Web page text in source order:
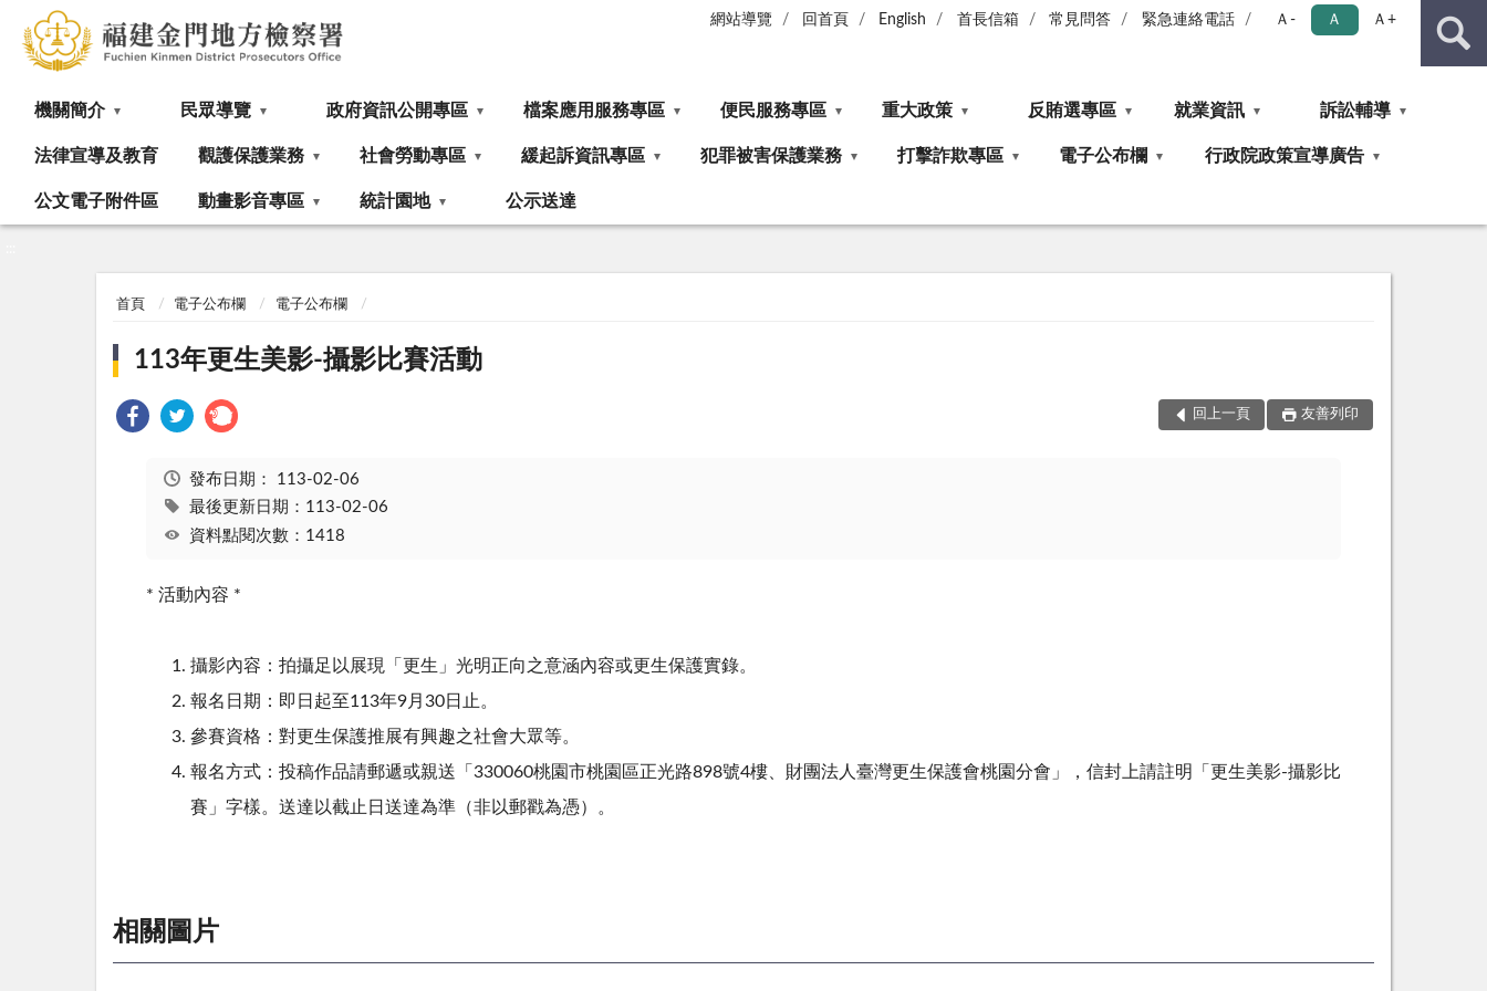
網站導覽 回首頁 English 首長信箱 常見問答 緊急連絡電話 Ａ- Ａ Ａ+
機關簡介 民眾導覽 政府資訊公開專區 檔案應用服務專區 便民服務專區 重大政策 反賄選專區 就業資訊 訴訟輔導
法律宣導及教育 觀護保護業務 社會勞動專區 緩起訴資訊專區 犯罪被害保護業務 打擊詐欺專區 電子公布欄 行政院政策宣導廣告
公文電子附件區 動畫影音專區 統計園地 公示送達
首頁 電子公布欄 電子公布欄
113年更生美影-攝影比賽活動
回上一頁 友善列印
發布日期： 113-02-06
最後更新日期：113-02-06
資料點閱次數：1418
* 活動內容 *
攝影內容：拍攝足以展現「更生」光明正向之意涵內容或更生保護實錄。
報名日期：即日起至113年9月30日止。
參賽資格：對更生保護推展有興趣之社會大眾等。
報名方式：投稿作品請郵遞或親送「330060桃園市桃園區正光路898號4樓、財團法人臺灣更生保護會桃園分會」，信封上請註明「更生美影-攝影比
賽」字樣。送達以截止日送達為準（非以郵戳為憑）。
相關圖片